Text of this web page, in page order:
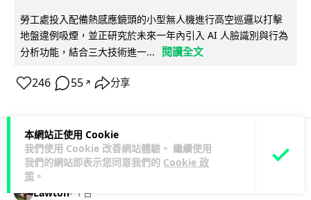
本網站正使用 Cookie
我們使用 Cookie 改善網站體驗。 繼續使用
我們的網站即表示您同意我們的 Cookie 政
策 。
勞工處投入配備熱感應鏡頭的小型無人機進行高空巡邏以打擊
地盤違例吸煙，並正研究於未來一年內引入 AI 人臉識別與行為
分析功能，結合三大技術進一...
閱讀全文
246 55 ↗ 分享
人工智能
Lawton 1 日